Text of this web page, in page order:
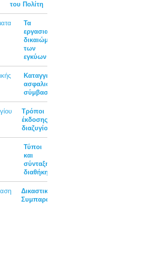
του Πολίτη
Τα
εργασιακά
δικαιώματα
των
εγκύων
Καταγγελία
ασφαλιστικής
σύμβασης
Τρόποι
έκδοσης
διαζυγίου
Τύποι
και
σύνταξη
διαθήκης
Δικαστική
Συμπαράσταση